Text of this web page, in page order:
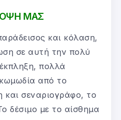
ΜΑΣ
και κόλαση,
σε αυτή την πολύ
πολλά
από το
και σεναριογράφο, το
δέσιμο με το αίσθημα